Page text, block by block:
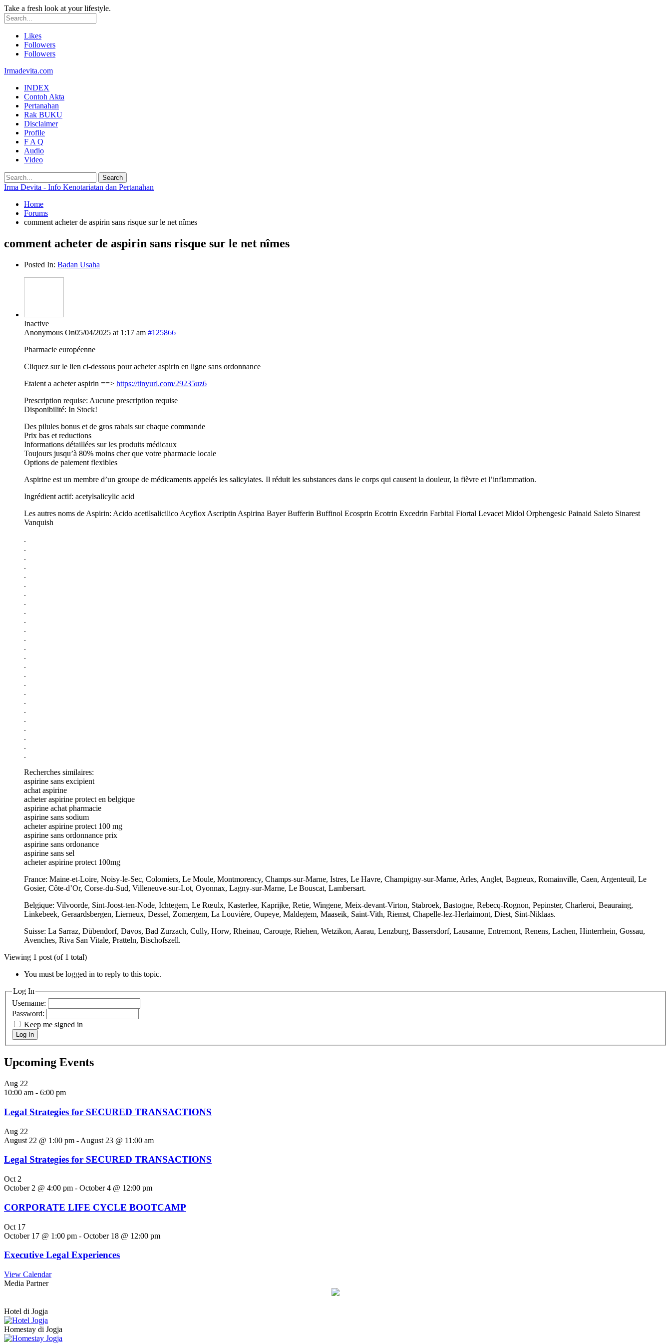
Take a fresh look at your lifestyle.
Likes
Followers
Followers
Irmadevita.com
INDEX
Contoh Akta
Pertanahan
Rak BUKU
Disclaimer
Profile
F A Q
Audio
Video
Irma Devita - Info Kenotariatan dan Pertanahan
Home
Forums
comment acheter de aspirin sans risque sur le net nîmes
comment acheter de aspirin sans risque sur le net nîmes
Posted In: Badan Usaha
Inactive
Anonymous On05/04/2025 at 1:17 am #125866
Pharmacie européenne
Cliquez sur le lien ci-dessous pour acheter aspirin en ligne sans ordonnance
Etaient a acheter aspirin ==> https://tinyurl.com/29235uz6
Prescription requise: Aucune prescription requise
Disponibilité: In Stock!
Des pilules bonus et de gros rabais sur chaque commande
Prix bas et reductions
Informations détaillées sur les produits médicaux
Toujours jusqu’à 80% moins cher que votre pharmacie locale
Options de paiement flexibles
Aspirine est un membre d’un groupe de médicaments appelés les salicylates. Il réduit les substances dans le corps qui causent la douleur, la fièvre et l’inflammation.
Ingrédient actif: acetylsalicylic acid
Les autres noms de Aspirin: Acido acetilsalicilico Acyflox Ascriptin Aspirina Bayer Bufferin Buffinol Ecosprin Ecotrin Excedrin Farbital Fiortal Levacet Midol Orphengesic Painaid Saleto Sinarest
Vanquish
.
.
.
.
.
.
.
.
.
.
.
.
.
.
.
.
.
.
.
.
.
.
.
.
.
Recherches similaires:
aspirine sans excipient
achat aspirine
acheter aspirine protect en belgique
aspirine achat pharmacie
aspirine sans sodium
acheter aspirine protect 100 mg
aspirine sans ordonnance prix
aspirine sans ordonance
aspirine sans sel
acheter aspirine protect 100mg
France: Maine-et-Loire, Noisy-le-Sec, Colomiers, Le Moule, Montmorency, Champs-sur-Marne, Istres, Le Havre, Champigny-sur-Marne, Arles, Anglet, Bagneux, Romainville, Caen, Argenteuil, Le
Gosier, Côte-d’Or, Corse-du-Sud, Villeneuve-sur-Lot, Oyonnax, Lagny-sur-Marne, Le Bouscat, Lambersart.
Belgique: Vilvoorde, Sint-Joost-ten-Node, Ichtegem, Le Rœulx, Kasterlee, Kaprijke, Retie, Wingene, Meix-devant-Virton, Stabroek, Bastogne, Rebecq-Rognon, Pepinster, Charleroi, Beauraing,
Linkebeek, Geraardsbergen, Lierneux, Dessel, Zomergem, La Louvière, Oupeye, Maldegem, Maaseik, Saint-Vith, Riemst, Chapelle-lez-Herlaimont, Diest, Sint-Niklaas.
Suisse: La Sarraz, Dübendorf, Davos, Bad Zurzach, Cully, Horw, Rheinau, Carouge, Riehen, Wetzikon, Aarau, Lenzburg, Bassersdorf, Lausanne, Entremont, Renens, Lachen, Hinterrhein, Gossau,
Avenches, Riva San Vitale, Pratteln, Bischofszell.
Viewing 1 post (of 1 total)
You must be logged in to reply to this topic.
Log In
Username:
Password:
Keep me signed in
Log In
Upcoming Events
Aug 22
10:00 am - 6:00 pm
Legal Strategies for SECURED TRANSACTIONS
Aug 22
August 22 @ 1:00 pm - August 23 @ 11:00 am
Legal Strategies for SECURED TRANSACTIONS
Oct 2
October 2 @ 4:00 pm - October 4 @ 12:00 pm
CORPORATE LIFE CYCLE BOOTCAMP
Oct 17
October 17 @ 1:00 pm - October 18 @ 12:00 pm
Executive Legal Experiences
View Calendar
Media Partner
Hotel di Jogja
Homestay di Jogja